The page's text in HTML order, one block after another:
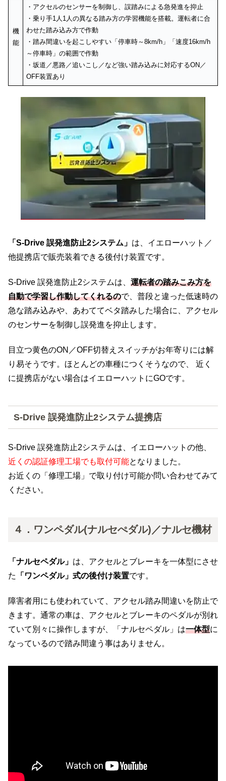
機
能
・アクセルのセンサーを制御し、誤踏みによる急発進を抑止
・乗り手1人1人の異なる踏み方の学習機能を搭載。運転者に合
わせた踏み込み方で作動
・踏み間違いを起こしやすい「停車時～8km/h」「速度16km/h
～停車時」の範囲で作動
・坂道／悪路／追いこし／など強い踏み込みに対応するON／
OFF装置あり
「S-Drive 誤発進防止2システム」 は、イエローハット／
他提携店で販売装着できる後付け装置です。
S-Drive 誤発進防止2システムは、 運転者の踏みこみ方を
自動で学習し作動してくれるので、普段と違った低速時の
急な踏み込みや、あわててベタ踏みした場合に、アクセル
のセンサーを制御し誤発進を抑止します。
目立つ黄色のON／OFF切替えスイッチがお年寄りには解
り易そうです。ほとんどの車種につくそうなので、 近く
に提携店がない場合はイエローハットにGOです。
S-Drive 誤発進防止2システム提携店
S-Drive 誤発進防止2システムは、イエローハットの他、
近くの認証修理工場でも取付可能となりました。
お近くの「修理工場」で取り付け可能か問い合わせてみて
ください。
４．ワンペダル(ナルセぺダル)／ナルセ機材
「ナルセペダル」 は、アクセルとブレーキを一体型にさせ
た
「ワンペダル」式の後付け装置です。
障害者用にも使われていて、アクセル踏み間違いを防止で
きます。通常の車は、アクセルとブレーキのペダルが別れ
ていて別々に操作しますが、「ナルセペダル」は一体型に
なっているので踏み間違う事はありません。